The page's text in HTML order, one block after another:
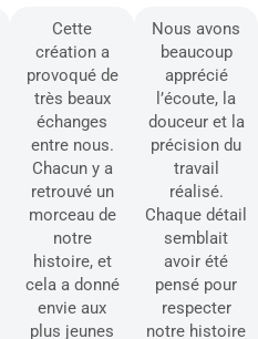
Cette
création a
provoqué de
très beaux
échanges
entre nous.
Chacun y a
retrouvé un
morceau de
notre
histoire, et
cela a donné
envie aux
plus jeunes
Nous avons
beaucoup
apprécié
l’écoute, la
douceur et la
précision du
travail
réalisé.
Chaque détail
semblait
avoir été
pensé pour
respecter
notre histoire